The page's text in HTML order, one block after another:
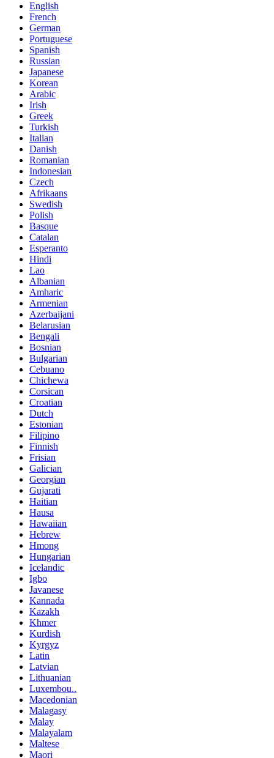
English
French
German
Portuguese
Spanish
Russian
Japanese
Korean
Arabic
Irish
Greek
Turkish
Italian
Danish
Romanian
Indonesian
Czech
Afrikaans
Swedish
Polish
Basque
Catalan
Esperanto
Hindi
Lao
Albanian
Amharic
Armenian
Azerbaijani
Belarusian
Bengali
Bosnian
Bulgarian
Cebuano
Chichewa
Corsican
Croatian
Dutch
Estonian
Filipino
Finnish
Frisian
Galician
Georgian
Gujarati
Haitian
Hausa
Hawaiian
Hebrew
Hmong
Hungarian
Icelandic
Igbo
Javanese
Kannada
Kazakh
Khmer
Kurdish
Kyrgyz
Latin
Latvian
Lithuanian
Luxembou..
Macedonian
Malagasy
Malay
Malayalam
Maltese
Maori